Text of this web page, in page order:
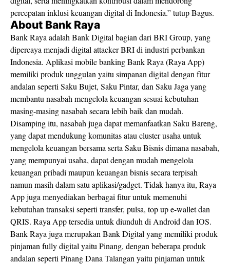
percepatan inklusi keuangan digital di Indonesia.” tutupBagus.
About Bank Raya
Bank Raya adalah Bank Digital bagian dari BRI Group, yang
dipercaya menjadi digital attacker BRI di industri perbankan
Indonesia. Aplikasi mobile banking Bank Raya (Raya App)
memiliki produk unggulan yaitu simpanan digital dengan fitur
andalan seperti Saku Bujet, Saku Pintar, dan Saku Jaga yang
membantu nasabah mengelola keuangan sesuai kebutuhan
masing-masing nasabah secara lebih baik dan mudah.
Disamping itu, nasabah juga dapat memanfaatkan Saku Bareng,
yang dapat mendukung komunitas atau cluster usaha untuk
mengelola keuangan bersama serta Saku Bisnis dimana nasabah,
yang mempunyai usaha, dapat dengan mudah mengelola
keuangan pribadi maupun keuangan bisnis secara terpisah
namun masih dalam satu aplikasi/gadget. Tidak hanya itu, Raya
App juga menyediakan berbagai fitur untuk memenuhi
kebutuhan transaksi seperti transfer, pulsa, top up e-wallet dan
QRIS. Raya App tersedia untuk diunduh di Android dan IOS.
Bank Raya juga merupakan Bank Digital yang memiliki produk
pinjaman fully digital yaitu Pinang, dengan beberapa produk
andalan seperti Pinang Dana Talangan yaitu pinjaman untuk